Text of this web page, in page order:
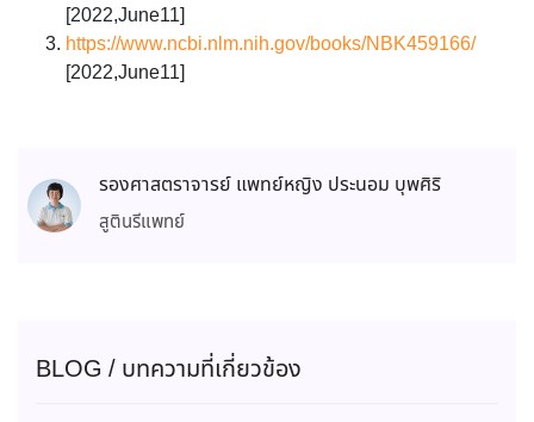
[2022,June11]
https://www.ncbi.nlm.nih.gov/books/NBK459166/
[2022,June11]
รองศาสตราจารย์ แพทย์หญิง ประนอม บุพศิริ
สูตินรีแพทย์
BLOG / บทความที่เกี่ยวข้อง